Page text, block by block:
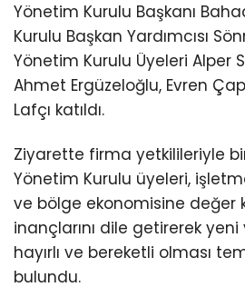
Yönetim Kurulu Başkanı
Kurulu Başkan Yardımcısı
Yönetim Kurulu Üyeleri Alper
Ahmet Ergüzeloğlu, Evren
Lafçı katıldı.
Ziyarette firma yetkilileriyle
Yönetim Kurulu üyeleri,
ve bölge ekonomisine değer
inançlarını dile getirerek yeni
hayırlı ve bereketli olması
bulundu.